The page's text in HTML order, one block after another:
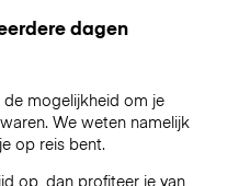
dagen
mogelijkheid om je
We weten namelijk
op reis bent.
op, dan profiteer je van